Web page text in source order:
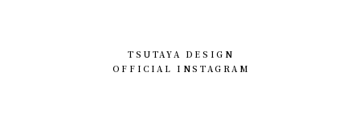
TSUTAYA DESIGN
OFFICIAL INSTAGRAM